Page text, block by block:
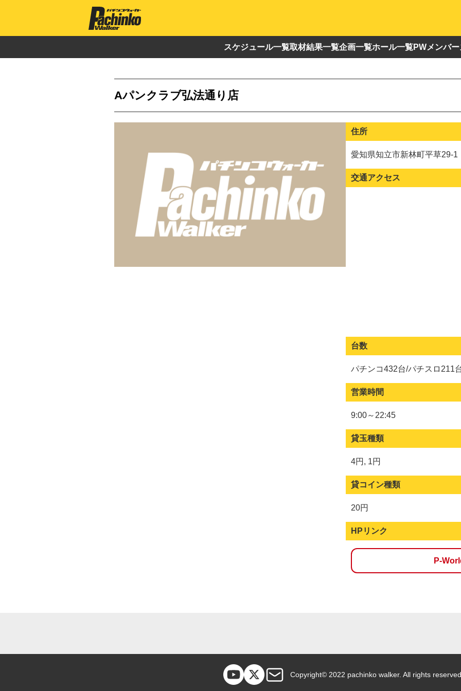
スケジュール一覧取材結果一覧企画一覧ホール一覧PWメンバ
Aパンクラブ弘法通り店
住所
愛知県知立市新林町平草29-1
交通アクセス
台数
パチンコ432台/パチスロ211
営業時間
9:00～22:45
貸玉種類
4円, 1円
貸コイン種類
20円
HPリンク
P-
Copyright© 2022 pachinko walker. All rights